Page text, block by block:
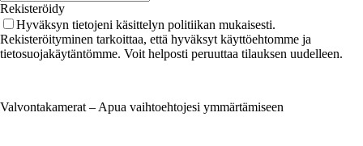
Rekisteröidy
Hyväksyn tietojeni käsittelyn politiikan mukaisesti.
Rekisteröityminen tarkoittaa, että hyväksyt käyttöehtomme ja
tietosuojakäytäntömme. Voit helposti peruuttaa tilauksen uudelleen.
Valvontakamerat – Apua vaihtoehtojesi ymmärtämiseen